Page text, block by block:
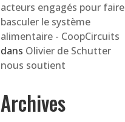
acteurs engagés pour faire
basculer le système
alimentaire - CoopCircuits
dans Olivier de Schutter
nous soutient
Archives